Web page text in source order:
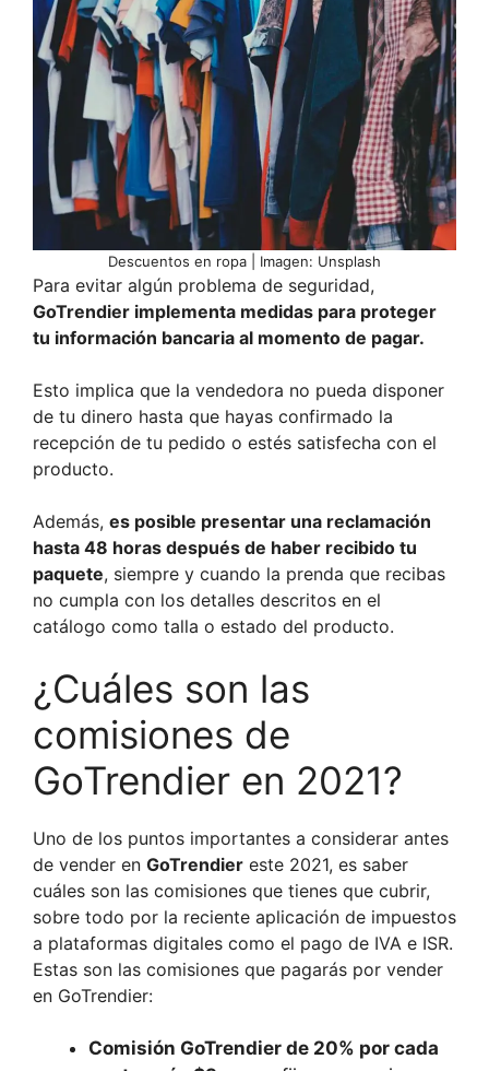
Descuentos en ropa | Imagen: Unsplash
Para evitar algún problema de seguridad,
GoTrendier implementa medidas para proteger
tu información bancaria al momento de pagar.
Esto implica que la vendedora no pueda disponer
de tu dinero hasta que hayas confirmado la
recepción de tu pedido o estés satisfecha con el
producto.
Además, es posible presentar una reclamación
hasta 48 horas después de haber recibido tu
paquete, siempre y cuando la prenda que recibas
no cumpla con los detalles descritos en el
catálogo como talla o estado del producto.
¿Cuáles son las
comisiones de
GoTrendier en 2021?
Uno de los puntos importantes a considerar antes
de vender en GoTrendier este 2021, es saber
cuáles son las comisiones que tienes que cubrir,
sobre todo por la reciente aplicación de impuestos
a plataformas digitales como el pago de IVA e ISR.
Estas son las comisiones que pagarás por vender
en GoTrendier:
Comisión GoTrendier de 20% por cada